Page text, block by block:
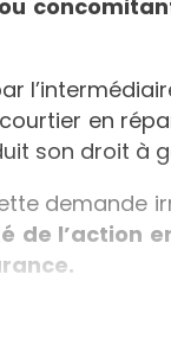
courtier en
son droit à
demande
l’action